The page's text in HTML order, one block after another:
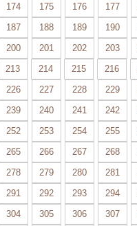
174 175 176 177
187 188 189 190
200 201 202 203
213 214 215 216
226 227 228 229
239 240 241 242
252 253 254 255
265 266 267 268
278 279 280 281
291 292 293 294
304 305 306 307